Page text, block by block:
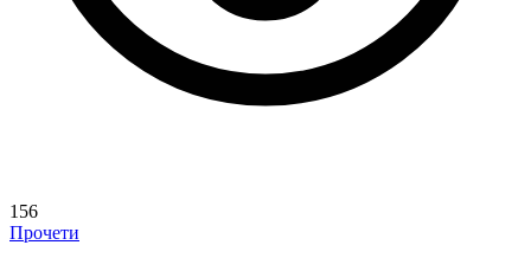
156
Прочети